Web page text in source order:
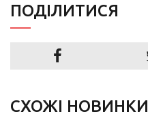
ПОДIЛИТИСЯ
СХОЖІ НОВИНКИ